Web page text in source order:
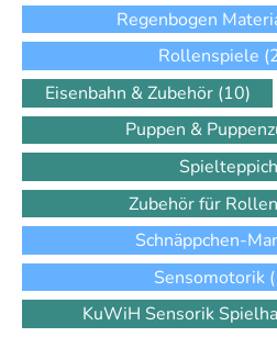
Regenbogen
Rollenspiele
Eisenbahn & Zubehör (10)
Puppen &
Zubehör für
Schnäppchen-
Sensomotorik
KuWiH Sensorik